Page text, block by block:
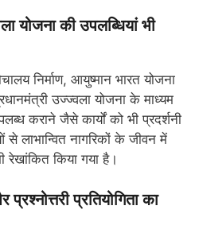
योजना की उपलब्धियां भी
निर्माण, आयुष्मान भारत योजना
उज्ज्वला योजना के माध्यम
कराने जैसे कार्यों को भी प्रदर्शनी
से लाभान्वित नागरिकों के जीवन में
रेखांकित किया गया है।
प्रतियोगिता का